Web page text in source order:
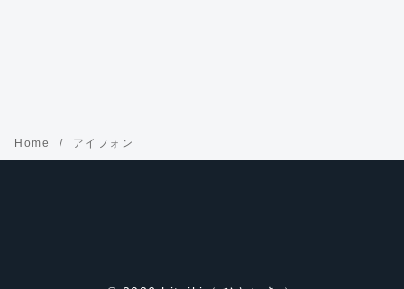
Home アイフォン